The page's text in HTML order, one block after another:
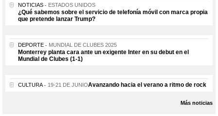
NOTICIAS ESTADOS UNIDOS
¿Qué sabemos sobre el servicio de telefonía móvil con marca propia
que pretende lanzar Trump?
DEPORTE MUNDIAL DE CLUBES 2025
Monterrey planta cara ante un exigente Inter en su debut en el
Mundial de Clubes (1-1)
CULTURA 19-21 DE JUNIOAvanzando hacia el verano a ritmo de rock
Más noticias